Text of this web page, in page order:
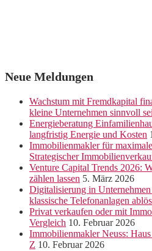
Neue Meldungen
Wachstum mit Fremdkapital
kleine Unternehmen sinnvoll
Energieberatung
langfristig Energie und Kosten
Immobilienmakler für
Strategischer
Venture Capital Trends 2026:
zählen lassen 5. März 2026
Digitalisierung in
klassische Telefonanlagen
Privat verkaufen oder mit
Vergleich 10. Februar 2026
Immobilienmakler Neuss:
Z 10. Februar 2026